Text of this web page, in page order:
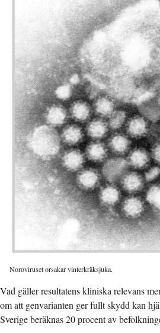
Noroviruset orsakar vinterkräksjuka.
Vad gäller resultatens kliniska relevans
om att genvarianten ger fullt skydd kan
Sverige beräknas 20 procent av